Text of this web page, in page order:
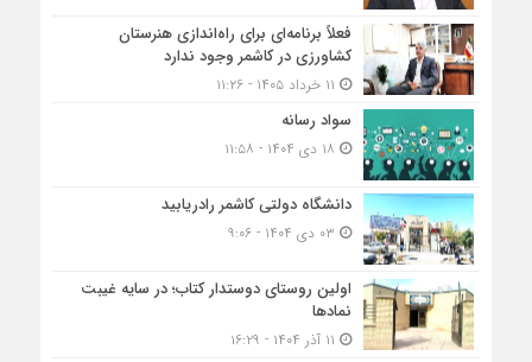
فعلاً برنامه‌ای برای راه‌اندازی هنرستان
کشاورزی در کاشمر وجود ندارد
سواد رسانه
دانشگاه دولتی کاشمر‌ رادریابید
اولین روستای دوستدار کتاب؛ در سایه غیبت
نمادها